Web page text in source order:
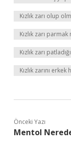
Kızlık zarı olup
Kızlık zarı
Kızlık zarı
Kızlık zarını
Önceki Yazı
Mentol